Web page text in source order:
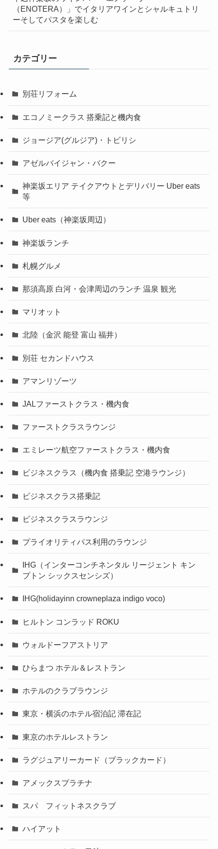
（ENOTERA）」でイタリアワインとシャルキュトリ
ーそしてパスタを楽しむ
カテゴリー
別荘リフォーム
エコノミークラス 搭乗記と機内食
ジョージア(グルジア)・トビリシ
アゼルバイジャン・バクー
神楽坂エリア テイクアウトとデリバリー Uber eats
等
Uber eats（神楽坂周辺）
神楽坂ランチ
札幌グルメ
那須高原 白河・会津周辺のランチ 温泉 観光
マリオット
北陸（金沢 能登 富山 福井）
別荘 セカンドハウス
アマンリゾーツ
JALファーストクラス・機内食
ファーストクラスラウンジ
エミレーツ航空ファーストクラス・機内食
ビジネスクラス（機内食 搭乗記 空港ラウンジ）
ビジネスクラス搭乗記
ビジネスクラスラウンジ
プライオリティパス利用のラウンジ
IHG（インターコンチネンタル リージェント キン
プトン シックスセンシズ）
IHG(holidayinn crowneplaza indigo voco)
ヒルトン コンラッド ROKU
ウォルドーフアストリア
ひらまつ ホテル＆レストラン
ホテルのクラブラウンジ
東京・横浜のホテル宿泊記 滞在記
東京のホテルレストラン
ラグジュアリーカード（ブラックカード）
アメックスプラチナ
スパ フィットネスクラブ
ハイアット